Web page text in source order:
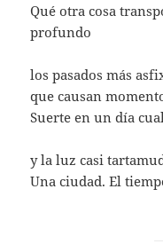
Qué otra cosa
profundo
los pasados más
que causan
Suerte en un día
y la luz casi
Una ciudad. El